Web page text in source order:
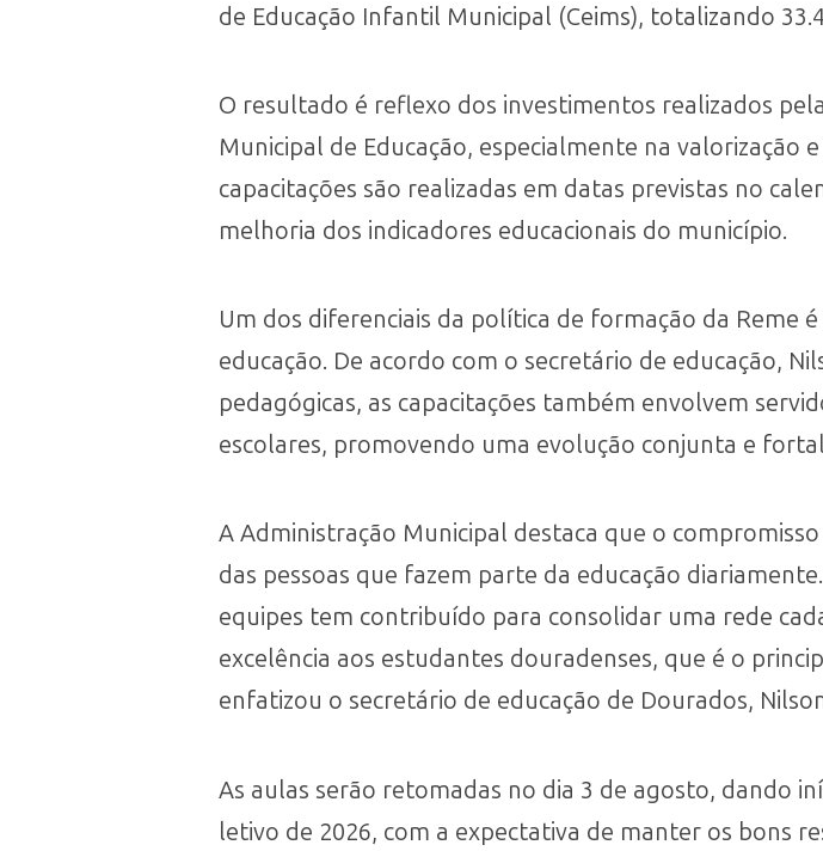
de Educação Infantil Municipal (Ceims), totalizando
O resultado é reflexo dos investimentos realizados
Municipal de Educação, especialmente na valorização
capacitações são realizadas em datas previstas no
melhoria dos indicadores educacionais do município.
Um dos diferenciais da política de formação da Reme
educação. De acordo com o secretário de educação,
pedagógicas, as capacitações também envolvem
escolares, promovendo uma evolução conjunta e
A Administração Municipal destaca que o
das pessoas que fazem parte da educação
equipes tem contribuído para consolidar uma rede
excelência aos estudantes douradenses, que é o
enfatizou o secretário de educação de Dourados,
As aulas serão retomadas no dia 3 de agosto, dando
letivo de 2026, com a expectativa de manter os bons